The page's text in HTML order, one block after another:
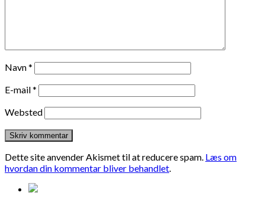
Navn*
E-mail*
Websted
Dette site anvender Akismet til at reducere spam. Læs om
hvordan din kommentar bliver behandlet.